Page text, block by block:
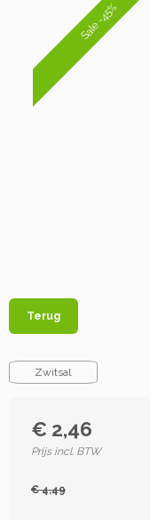
Sale -45%
Terug
Zwitsal
€ 2,46
Prijs incl. BTW
€ 4,49